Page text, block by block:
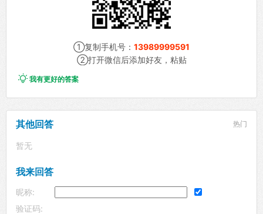
①复制手机号： 13989999591
②打开微信后添加好友，粘贴
我有更好的答案
其他回答 热门
暂无
我来回答
昵称:
验证码: